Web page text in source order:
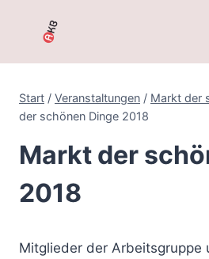
Start / Veranstaltungen / Markt der
der schönen Dinge 2018
Markt der
2018
Mitglieder der Arbeitsgruppe